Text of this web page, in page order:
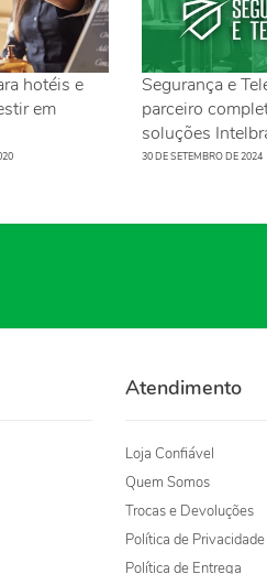
hotéis e
em
Segurança e
parceiro
soluções
30 DE SETEMBRO DE 2024
Atendimento
Loja Confiável
Quem Somos
Trocas e Devoluções
Política de Privacidade
Política de Entrega